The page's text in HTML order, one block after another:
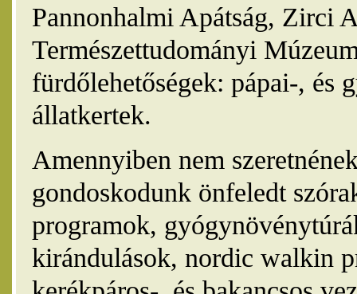
Pannonhalmi Apátság, Zirci
Természettudományi
fürdőlehetőségek: pápai-, és
állatkertek.
Amennyiben nem
gondoskodunk önfeledt
programok,
kirándulások, nordic walkin